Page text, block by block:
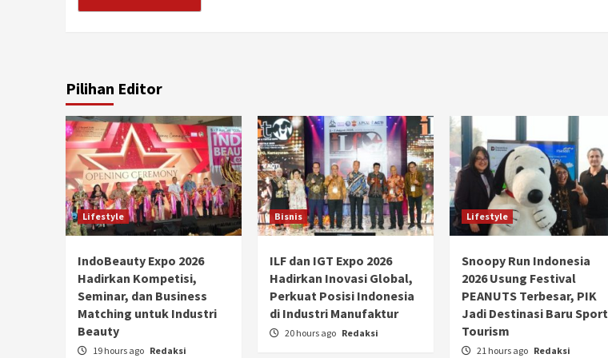
Pilihan Editor
Lifestyle
IndoBeauty Expo 2026
Hadirkan Kompetisi,
Seminar, dan Business
Matching untuk Industri
Beauty
19 hours ago Redaksi
Bisnis
ILF dan IGT Expo 2026
Hadirkan Inovasi Global,
Perkuat Posisi Indonesia
di Industri Manufaktur
20 hours ago Redaksi
Lifestyle
Snoopy Run Indonesia
2026 Usung Festival
PEANUTS Terbesar, PIK
Jadi Destinasi Baru Sport
Tourism
21 hours ago Redaksi